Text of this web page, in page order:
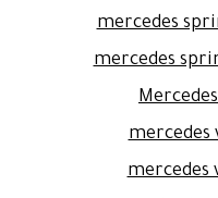
mercedes
mercedes
mercedes
mercedes